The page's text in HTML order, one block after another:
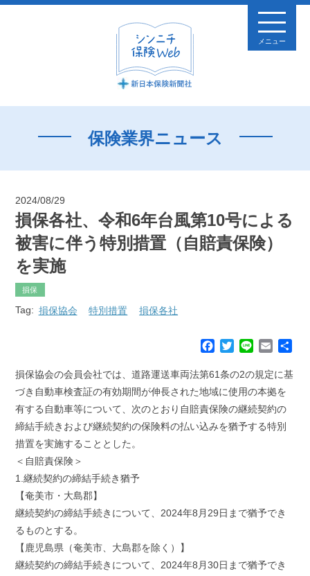
メニュー
保険業界ニュース
2024/08/29
損保各社、令和6年台風第10号による
被害に伴う特別措置（自賠責保険）
を実施
損保
Tag: 損保協会 特別措置 損保各社
c
e
o
o
T
i
t
e
r
n
e
E
a
i
損保協会の会員会社では、道路運送車両法第61条の2の規定に基
づき自動車検査証の有効期間が伸長された地域に使用の本拠を
有する自動車等について、次のとおり自賠責保険の継続契約の
締結手続きおよび継続契約の保険料の払い込みを猶予する特別
措置を実施することとした。
＜自賠責保険＞
1.継続契約の締結手続き猶予
【奄美市・大島郡】
継続契約の締結手続きについて、2024年8月29日まで猶予でき
るものとする。
【鹿児島県（奄美市、大島郡を除く）】
継続契約の締結手続きについて、2024年8月30日まで猶予でき